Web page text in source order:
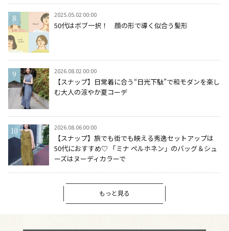
2025.05.02 00:00
50代はボブ一択！ 顔の形で導く似合う髪形
2026.08.02 00:00
【スナップ】日常着に合う“日光下駄”で和モダンを楽し
む大人の涼やか夏コーデ
2026.08.06 00:00
【スナップ】旅でも街でも映える秀逸セットアップは
50代におすすめ♡ 「ミナ ペルホネン」のバッグ＆シュ
ーズはヌーディカラーで
もっと見る